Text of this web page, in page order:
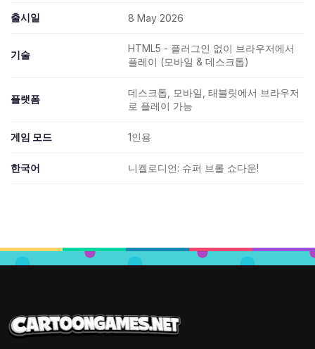
출시일 8 May 2026
기술
HTML5 - 플러그인 없이 브라우저에서
플레이 (모바일 & 데스크톱)
플랫폼
데스크톱, 모바일, 태블릿에서 브라우저
로 플레이 가능
게임 모드 1인용
한국어 니켈로디언: 슈퍼 브롤 쇼다운!